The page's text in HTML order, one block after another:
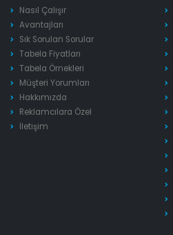
Nasıl Çalışır
Avantajları
Sık Sorulan Sorular
Tabela Fiyatları
Tabela Örnekleri
Müşteri Yorumları
Hakkımızda
Reklamcılara Özel
İletişim